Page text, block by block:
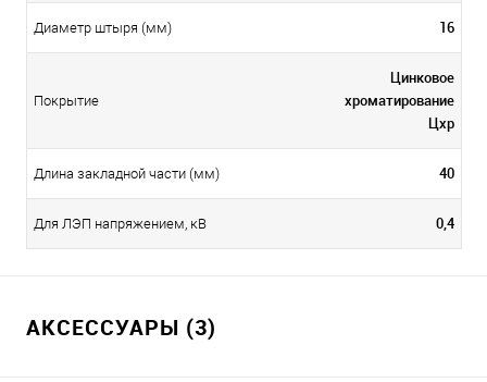
Диаметр штыря (мм) 16
Покрытие
Цинковое
хроматирование
Цхр
Длина закладной части (мм) 40
Для ЛЭП напряжением, кВ 0,4
АКСЕССУАРЫ (3)